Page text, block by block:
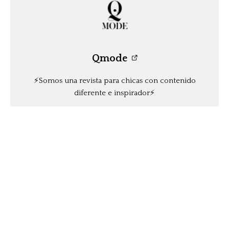
Qmode
⚡️Somos una revista para chicas con contenido
diferente e inspirador⚡️